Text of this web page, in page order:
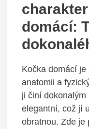
domácí:
Kočka domácí
anatomii a
ji činí
elegantní, což jí
obratnou. Zde je